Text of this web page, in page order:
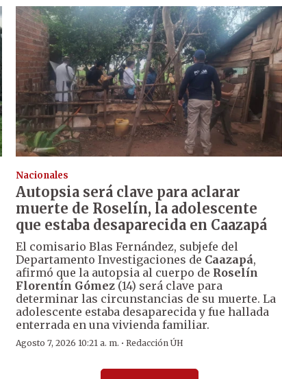
Nacionales
Autopsia será clave para aclarar
muerte de Roselín, la adolescente
que estaba desaparecida en Caazapá
El comisario Blas Fernández, subjefe del
Departamento Investigaciones de Caazapá,
afirmó que la autopsia al cuerpo de Roselín
Florentín Gómez (14) será clave para
determinar las circunstancias de su muerte. La
adolescente estaba desaparecida y fue hallada
enterrada en una vivienda familiar.
Agosto 7, 2026 10:21 a. m. ·Redacción ÚH